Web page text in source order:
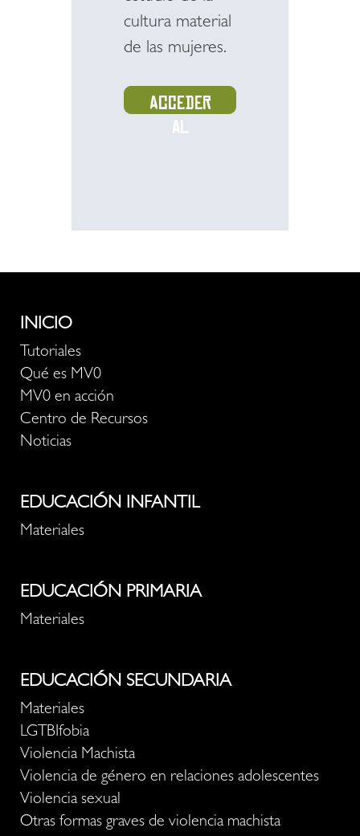
cultura material
de las mujeres.
Acceder
al
INICIO
Tutoriales
Qué es MV0
MV0 en acción
Centro de Recursos
Noticias
EDUCACIÓN INFANTIL
Materiales
EDUCACIÓN PRIMARIA
Materiales
EDUCACIÓN SECUNDARIA
Materiales
LGTBIfobia
Violencia Machista
Violencia de género en relaciones adolescentes
Violencia sexual
Otras formas graves de violencia machista